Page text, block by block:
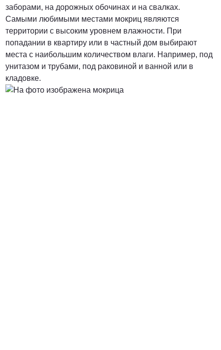
заборами, на дорожных обочинах и на свалках.
Самыми любимыми местами мокриц являются
территории с высоким уровнем влажности. При
попадании в квартиру или в частный дом выбирают
места с наибольшим количеством влаги. Например, под
унитазом и трубами, под раковиной и ванной или в
кладовке.